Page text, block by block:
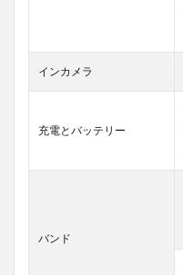
インカメラ
充電とバッテリー
バンド